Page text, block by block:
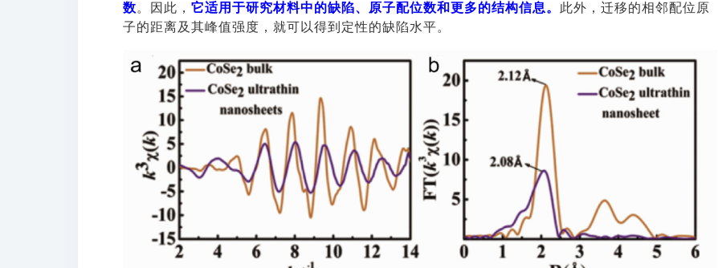
数。因此， 它适用于研究材料中的缺陷、原子配位数和更多的结构信息。 此外，迁移的相邻配位原
子的距离及其峰值强度，就可以得到定性的缺陷水平。